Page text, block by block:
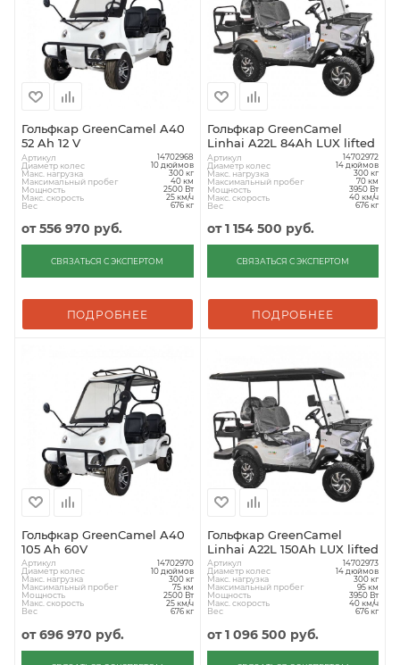
Гольфкар GreenCamel A40
52 Ah 12 V
Артикул 14702968
Диаметр колес 10 дюймов
Макс. нагрузка 300 кг
Максимальный пробег 40 км
Мощность 2500 Вт
Макс. скорость 25 км/ч
Вес 676 кг
от556 970 руб.
СВЯЗАТЬСЯ С ЭКСПЕРТОМ
ПОДРОБНЕЕ
Гольфкар GreenCamel
Linhai A22L 84Ah LUX lifted
Артикул 14702972
Диаметр колес 14 дюймов
Макс. нагрузка 300 кг
Максимальный пробег 70 км
Мощность 3950 Вт
Макс. скорость 40 км/ч
Вес 676 кг
от1 154 500 руб.
СВЯЗАТЬСЯ С ЭКСПЕРТОМ
ПОДРОБНЕЕ
Гольфкар GreenCamel A40
105 Ah 60V
Артикул 14702970
Диаметр колес 10 дюймов
Макс. нагрузка 300 кг
Максимальный пробег 75 км
Мощность 2500 Вт
Макс. скорость 25 км/ч
Вес 676 кг
от696 970 руб.
Гольфкар GreenCamel
Linhai A22L 150Ah LUX lifted
Артикул 14702973
Диаметр колес 14 дюймов
Макс. нагрузка 300 кг
Максимальный пробег 95 км
Мощность 3950 Вт
Макс. скорость 40 км/ч
Вес 676 кг
от1 096 500 руб.